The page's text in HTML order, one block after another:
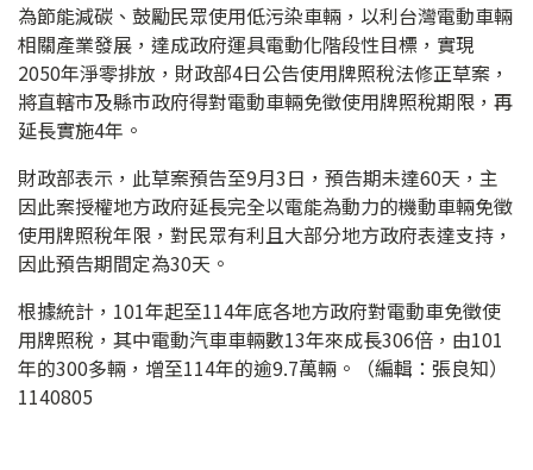
為節能減碳、鼓勵民眾使用低污染車輛，以利台灣電動車輛
相關產業發展，達成政府運具電動化階段性目標，實現
2050年淨零排放，財政部4日公告使用牌照稅法修正草案，
將直轄市及縣市政府得對電動車輛免徵使用牌照稅期限，再
延長實施4年。
財政部表示，此草案預告至9月3日，預告期未達60天，主
因此案授權地方政府延長完全以電能為動力的機動車輛免徵
使用牌照稅年限，對民眾有利且大部分地方政府表達支持，
因此預告期間定為30天。
根據統計，101年起至114年底各地方政府對電動車免徵使
用牌照稅，其中電動汽車車輛數13年來成長306倍，由101
年的300多輛，增至114年的逾9.7萬輛。（編輯：張良知）
1140805